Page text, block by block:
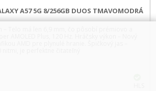
A57 5G 8/256GB DUOS TMAVOMODRÁ